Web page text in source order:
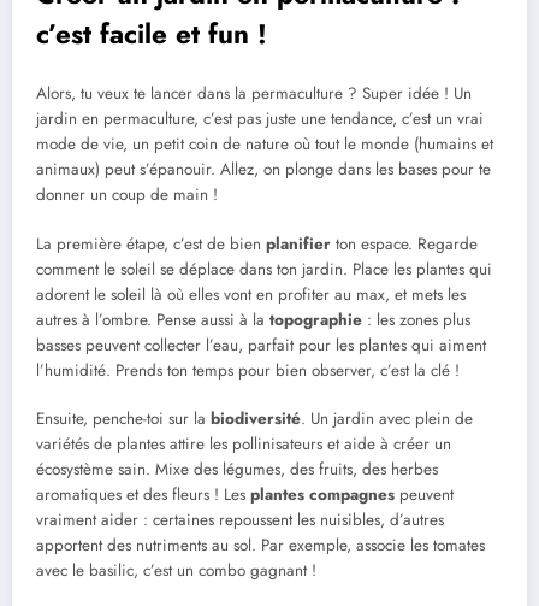
c’est facile et fun !
Alors, tu veux te lancer dans la permaculture ? Super idée ! Un
jardin en permaculture, c’est pas juste une tendance, c’est un vrai
mode de vie, un petit coin de nature où tout le monde (humains et
animaux) peut s’épanouir. Allez, on plonge dans les bases pour te
donner un coup de main !
La première étape, c’est de bien planifier ton espace. Regarde
comment le soleil se déplace dans ton jardin. Place les plantes qui
adorent le soleil là où elles vont en profiter au max, et mets les
autres à l’ombre. Pense aussi à la topographie : les zones plus
basses peuvent collecter l’eau, parfait pour les plantes qui aiment
l’humidité. Prends ton temps pour bien observer, c’est la clé !
Ensuite, penche-toi sur la biodiversité. Un jardin avec plein de
variétés de plantes attire les pollinisateurs et aide à créer un
écosystème sain. Mixe des légumes, des fruits, des herbes
aromatiques et des fleurs ! Les plantes compagnes peuvent
vraiment aider : certaines repoussent les nuisibles, d’autres
apportent des nutriments au sol. Par exemple, associe les tomates
avec le basilic, c’est un combo gagnant !